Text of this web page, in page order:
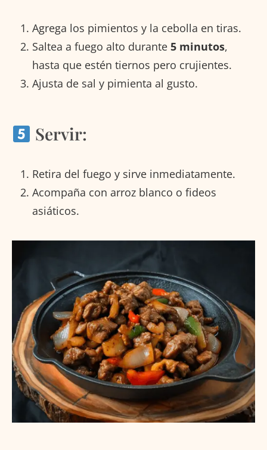
Agrega los pimientos y la cebolla en tiras.
Saltea a fuego alto durante 5 minutos,
hasta que estén tiernos pero crujientes.
Ajusta de sal y pimienta al gusto.
Servir:
Retira del fuego y sirve inmediatamente.
Acompaña con arroz blanco o fideos
asiáticos.